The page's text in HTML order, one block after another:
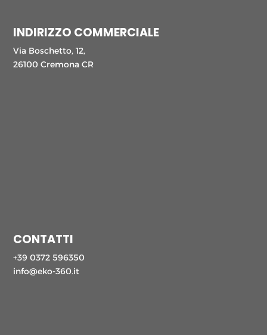
INDIRIZZO COMMERCIALE
Via Boschetto, 12,
26100 Cremona CR
CONTATTI
+39 0372 596350
info@eko-360.it